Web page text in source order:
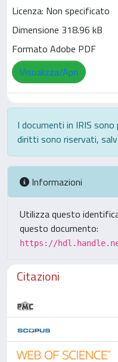
Licenza: Non specificato
Dimensione 318.96 kB
Formato Adobe PDF
Visualizza/Apri
I documenti in IRIS
diritti sono riservati,
Informazioni
Utilizza questo
questo documento:
https://
Citazioni